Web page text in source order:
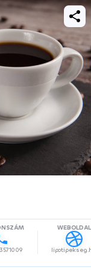
WEBOLDAL